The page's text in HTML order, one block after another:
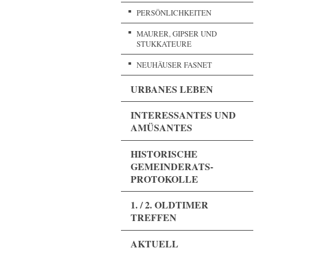
PERSÖNLICHKEITEN
MAURER, GIPSER UND
STUKKATEURE
NEUHÄUSER FASNET
URBANES LEBEN
INTERESSANTES UND
AMÜSANTES
HISTORISCHE
GEMEINDERATS-
PROTOKOLLE
1. / 2. OLDTIMER
TREFFEN
AKTUELL